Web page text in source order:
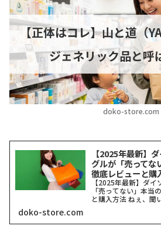
doko-store.com
【正体はコレ】山と道（
ジェネリック品と呼
【2025年最新】
グルが「売ってな
徹底レビューと購
【2025年最新】ダ
「売ってない」本当
と購入方法 ねぇ、聞
グル、どこにも売っ
のアナタ、同じ気持
ね？一時期、...
doko-store.com